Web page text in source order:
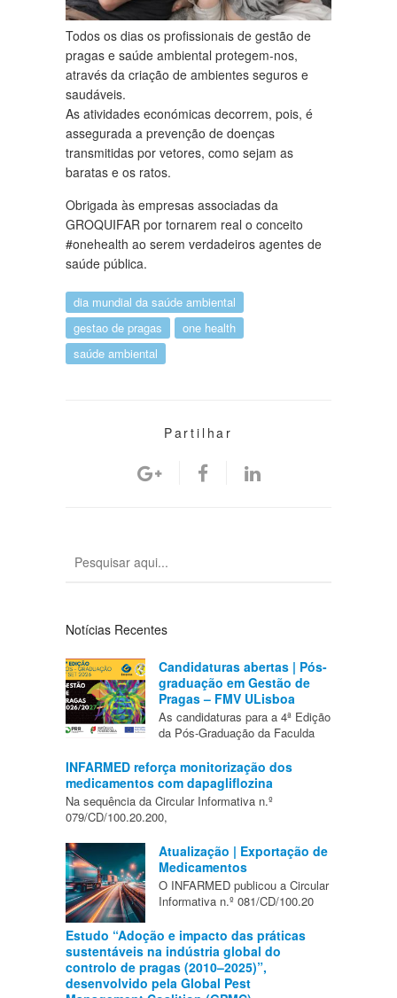
Todos os dias os profissionais de gestão de
pragas e saúde ambiental protegem-nos,
através da criação de ambientes seguros e
saudáveis.
As atividades económicas decorrem, pois, é
assegurada a prevenção de doenças
transmitidas por vetores, como sejam as
baratas e os ratos.
Obrigada às empresas associadas da
GROQUIFAR por tornarem real o conceito
#onehealth ao serem verdadeiros agentes de
saúde pública.
dia mundial da saúde ambiental
gestao de pragas
one health
saúde ambiental
Partilhar
Notícias Recentes
Candidaturas abertas | Pós-
graduação em Gestão de
Pragas – FMV ULisboa
As candidaturas para a 4ª Edição
da Pós-Graduação da Faculda
INFARMED reforça monitorização dos
medicamentos com dapagliflozina
Na sequência da Circular Informativa n.º
079/CD/100.20.200,
Atualização | Exportação de
Medicamentos
O INFARMED publicou a Circular
Informativa n.º 081/CD/100.20
Estudo “Adoção e impacto das práticas
sustentáveis na indústria global do
controlo de pragas (2010–2025)”,
desenvolvido pela Global Pest